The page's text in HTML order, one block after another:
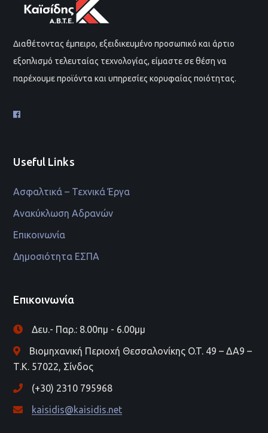
Διαθέτοντας έμπειρο, εξειδικευμένο προσωπικό και άρτιο
εξοπλισμό τελευταίας τεχνολογίας, είμαστε σε θέση να
παρέχουμε προϊόντα και υπηρεσίες κορυφαίας ποιότητας.
Useful Links
Ασφαλτικά – Τεχνικά Έργα
Ανακύκλωση Αδρανών
Επικοινωνία
Δημοσιότητα ΕΣΠΑ
Επικοινωνία
Δευ.- Παρ.: 8.00πμ - 6.00μμ
Βιομηχανική Περιοχή Θεσσαλονίκης O.T. 49 – ΔΑ9 –
Τ.Κ. 57022, Σίνδος
(+30) 2310 795968
kaisidis@kaisidis.net